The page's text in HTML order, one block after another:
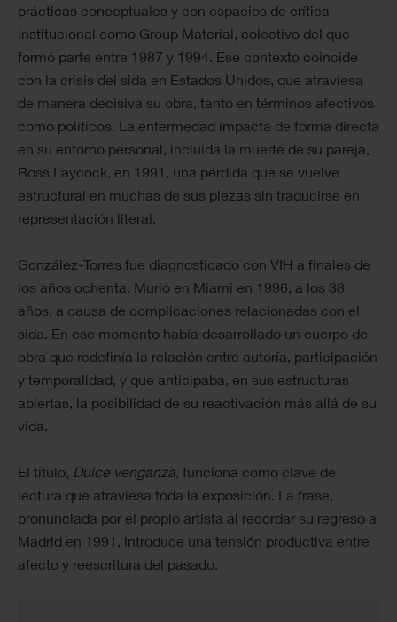
prácticas conceptuales y con espacios de crítica
institucional como Group Material, colectivo del que
formó parte entre 1987 y 1994. Ese contexto coincide
con la crisis del sida en Estados Unidos, que atraviesa
de manera decisiva su obra, tanto en términos afectivos
como políticos. La enfermedad impacta de forma directa
en su entorno personal, incluida la muerte de su pareja,
Ross Laycock, en 1991, una pérdida que se vuelve
estructural en muchas de sus piezas sin traducirse en
representación literal.
González-Torres fue diagnosticado con VIH a finales de
los años ochenta. Murió en Miami en 1996, a los 38
años, a causa de complicaciones relacionadas con el
sida. En ese momento había desarrollado un cuerpo de
obra que redefinía la relación entre autoría, participación
y temporalidad, y que anticipaba, en sus estructuras
abiertas, la posibilidad de su reactivación más allá de su
vida.
El título, Dulce venganza, funciona como clave de
lectura que atraviesa toda la exposición. La frase,
pronunciada por el propio artista al recordar su regreso a
Madrid en 1991, introduce una tensión productiva entre
afecto y reescritura del pasado.